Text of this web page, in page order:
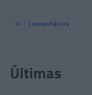
0 Comentários
Últimas